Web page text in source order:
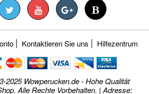
Kontaktieren Sie uns Hilfezentrum
2025 Wowperucken.de - Hohe Qualität
Alle Rechte Vorbehalten. | Adresse: